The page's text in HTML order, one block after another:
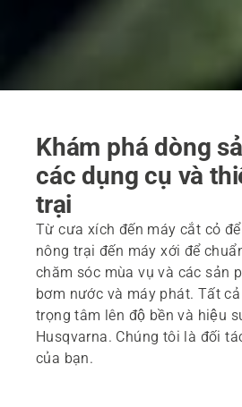
Khám phá dòng
các dụng cụ và
trại
Từ cưa xích đến máy cắt cỏ
nông trại đến máy xới để
chăm sóc mùa vụ và các sản
bơm nước và máy phát. Tất
trọng tâm lên độ bền và hiệu
Husqvarna. Chúng tôi là đối
của bạn.